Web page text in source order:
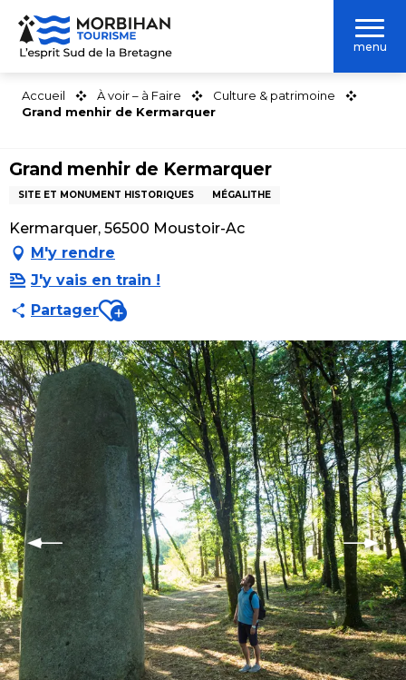
Aller
contenu
menu
Accueil À voir – à Faire
Culture & patrimoine
Grand menhir de Kermarquer
Grand menhir de Kermarquer
SITE ET MONUMENT HISTORIQUES MÉGALITHE
Kermarquer, 56500 Moustoir-Ac
M'y rendre
J'y vais en train !
PartagerAjouter aux favoris